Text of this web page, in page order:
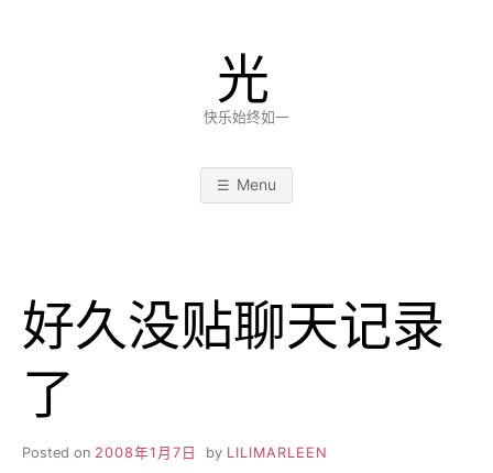
光
快乐始终如一
Menu
好久没贴聊天记录
了
Posted on 2008年1月7日 by LILIMARLEEN